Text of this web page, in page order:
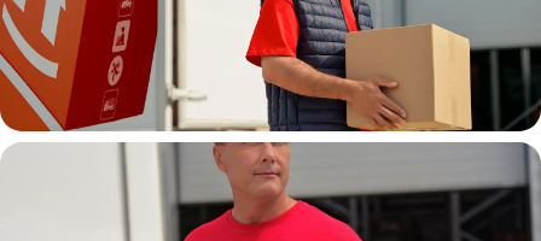
Водитель грузовой машины